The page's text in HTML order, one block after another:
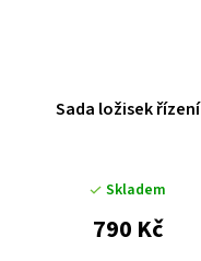
Sada ložisek řízení
Skladem
790 Kč